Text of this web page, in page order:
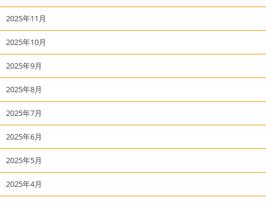
2025年11月
2025年10月
2025年9月
2025年8月
2025年7月
2025年6月
2025年5月
2025年4月